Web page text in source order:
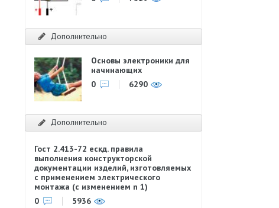
Дополнительно
Основы электроники для
начинающих
0
6290
Дополнительно
Гост 2.413-72 ескд. правила
выполнения конструкторской
документации изделий, изготовляемых
с применением электрического
монтажа (с изменением n 1)
0
5936